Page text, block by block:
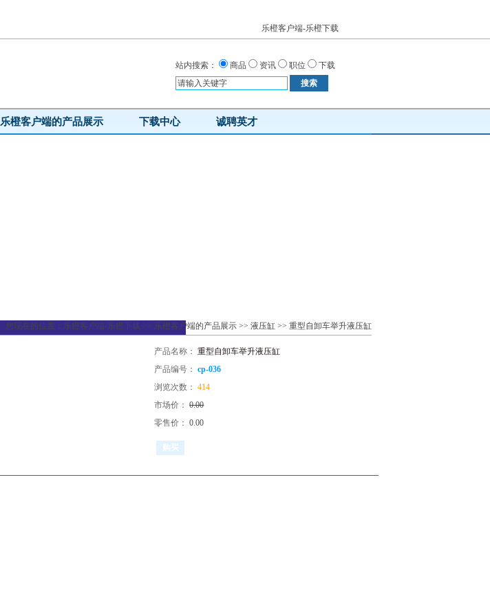
乐橙客户端-乐橙下载
站内搜索： 商品 资讯 职位 下载
乐橙客户端的产品展示 下载中心 诚聘英才
您现在的位置： 乐橙客户端-乐橙下载 >> 乐橙客户端的产品展示 >> 液压缸 >> 重型自卸车举升液压缸
产品名称： 重型自卸车举升液压缸
产品编号： cp-036
浏览次数： 414
市场价： 0.00
零售价： 0.00